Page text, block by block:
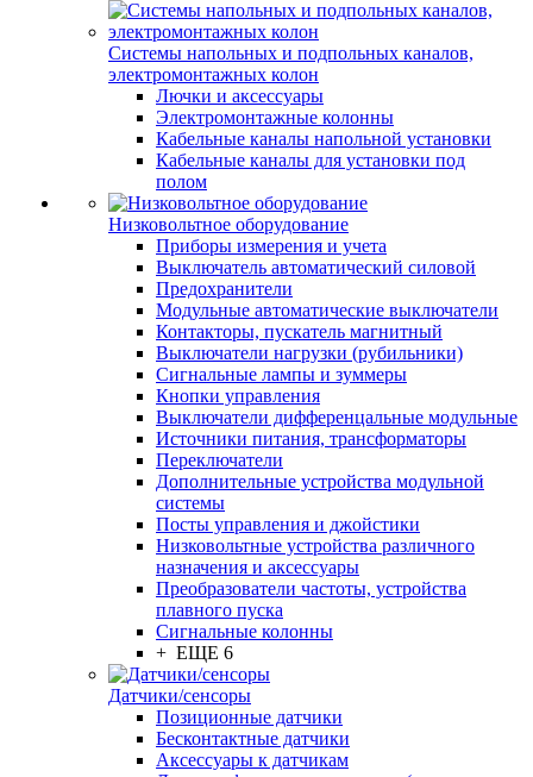
Системы напольных и подпольных каналов,
электромонтажных колон
Лючки и аксессуары
Электромонтажные колонны
Кабельные каналы напольной установки
Кабельные каналы для установки под
полом
Низковольтное оборудование
Приборы измерения и учета
Выключатель автоматический силовой
Предохранители
Модульные автоматические выключатели
Контакторы, пускатель магнитный
Выключатели нагрузки (рубильники)
Сигнальные лампы и зуммеры
Кнопки управления
Выключатели дифференцальные модульные
Источники питания, трансформаторы
Переключатели
Дополнительные устройства модульной
системы
Посты управления и джойстики
Низковольтные устройства различного
назначения и аксессуары
Преобразователи частоты, устройства
плавного пуска
Сигнальные колонны
+ ЕЩЕ 6
Датчики/сенсоры
Позиционные датчики
Бесконтактные датчики
Аксессуары к датчикам